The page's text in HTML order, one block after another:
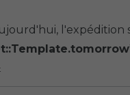
l'expédition